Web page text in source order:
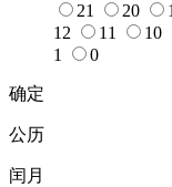
21
20
12
11 10
1
0
确定
公历
闰月